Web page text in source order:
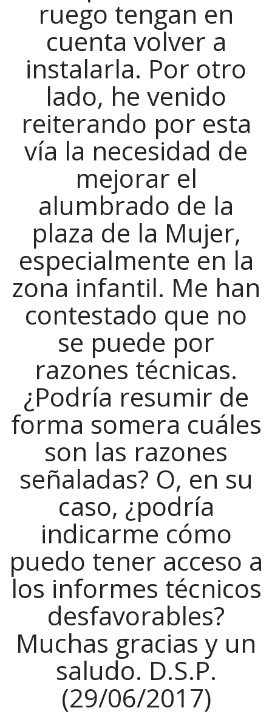
ruego tengan en
cuenta volver a
instalarla. Por otro
lado, he venido
reiterando por esta
vía la necesidad de
mejorar el
alumbrado de la
plaza de la Mujer,
especialmente en la
zona infantil. Me han
contestado que no
se puede por
razones técnicas.
¿Podría resumir de
forma somera cuáles
son las razones
señaladas? O, en su
caso, ¿podría
indicarme cómo
puedo tener acceso a
los informes técnicos
desfavorables?
Muchas gracias y un
saludo. D.S.P.
(29/06/2017)